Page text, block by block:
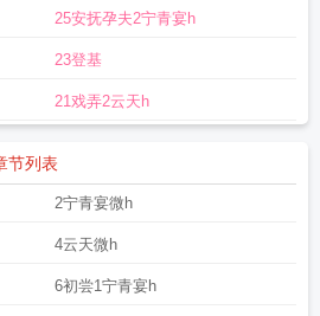
25安抚孕夫2宁青宴h
23登基
21戏弄2云天h
节列表
2宁青宴微h
4云天微h
6初尝1宁青宴h